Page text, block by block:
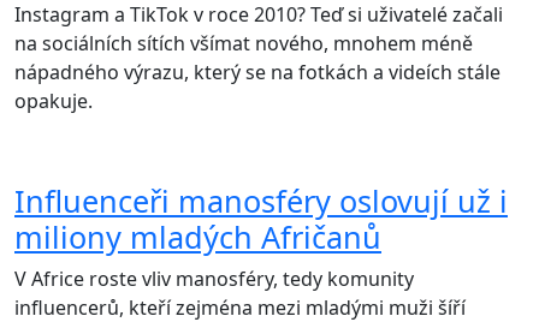
Instagram a TikTok v roce 2010? Teď si uživatelé začali
na sociálních sítích všímat nového, mnohem méně
nápadného výrazu, který se na fotkách a videích stále
opakuje.
Influenceři manosféry oslovují už i
miliony mladých Afričanů
V Africe roste vliv manosféry, tedy komunity
influencerů, kteří zejména mezi mladými muži šíří